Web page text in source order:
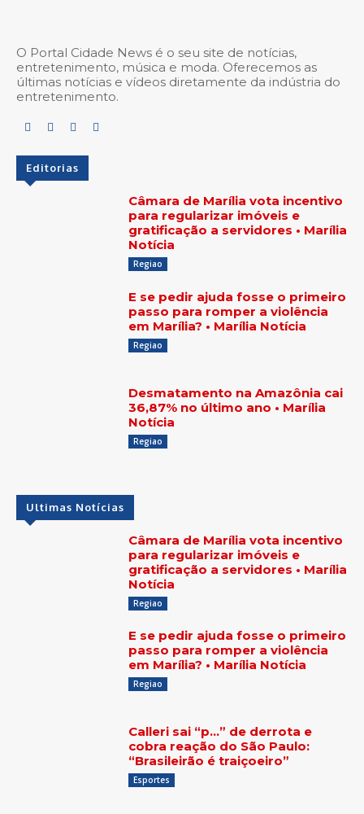
O Portal Cidade News é o seu site de notícias,
entretenimento, música e moda. Oferecemos as
últimas notícias e vídeos diretamente da indústria do
entretenimento.
Editorias
Câmara de Marília vota incentivo
para regularizar imóveis e
gratificação a servidores • Marília
Notícia
Regiao
E se pedir ajuda fosse o primeiro
passo para romper a violência
em Marília? • Marília Notícia
Regiao
Desmatamento na Amazônia cai
36,87% no último ano • Marília
Notícia
Regiao
Ultimas Notícias
Câmara de Marília vota incentivo
para regularizar imóveis e
gratificação a servidores • Marília
Notícia
Regiao
E se pedir ajuda fosse o primeiro
passo para romper a violência
em Marília? • Marília Notícia
Regiao
Calleri sai “p…” de derrota e
cobra reação do São Paulo:
“Brasileirão é traiçoeiro”
Esportes